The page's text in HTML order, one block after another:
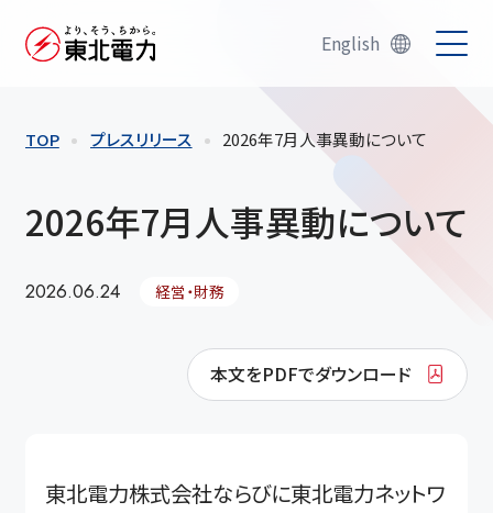
English
TOP プレスリリース 2026年7月人事異動について
2026年7月人事異動について
2026.06.24 経営・財務
本文をPDFでダウンロード
東北電力株式会社ならびに東北電力ネットワ